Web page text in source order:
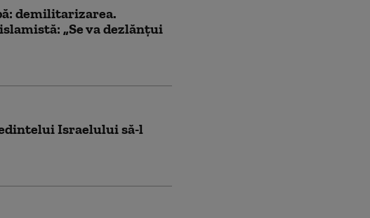
demilitarizarea.
„Se va dezlănțui
Israelului să-l